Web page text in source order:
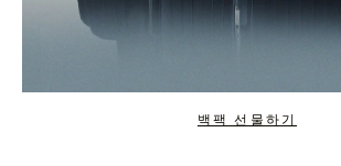
백팩 선물하기